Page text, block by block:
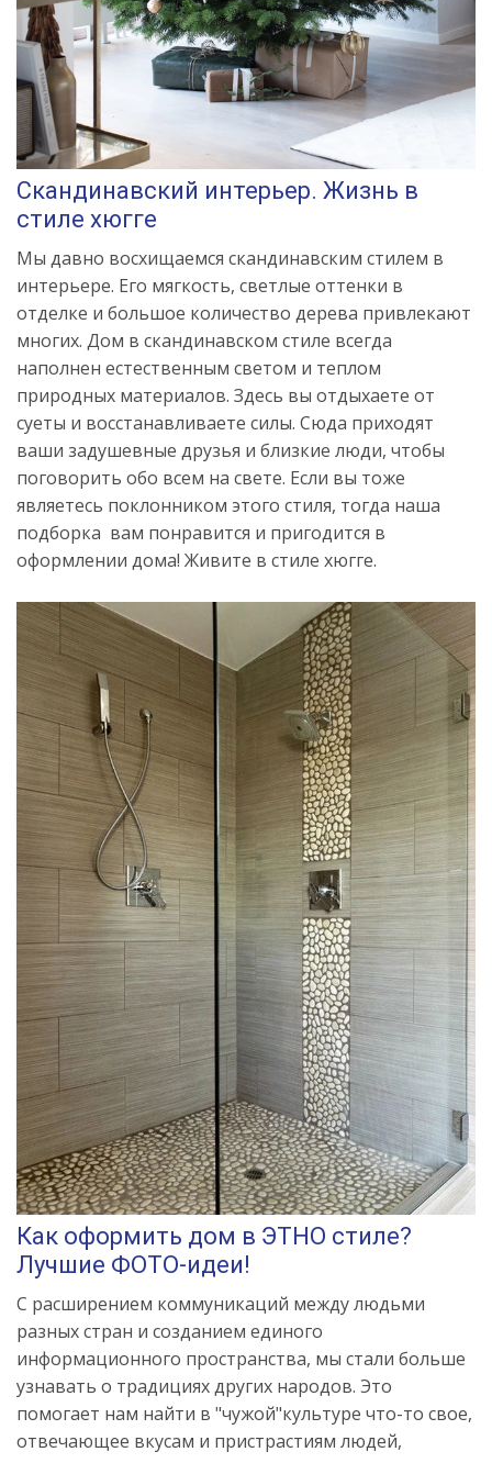
Скандинавский интерьер. Жизнь в
стиле хюгге
Мы давно восхищаемся скандинавским стилем в
интерьере. Его мягкость, светлые оттенки в
отделке и большое количество дерева привлекают
многих. Дом в скандинавском стиле всегда
наполнен естественным светом и теплом
природных материалов. Здесь вы отдыхаете от
суеты и восстанавливаете силы. Сюда приходят
ваши задушевные друзья и близкие люди, чтобы
поговорить обо всем на свете. Если вы тоже
являетесь поклонником этого стиля, тогда наша
подборка вам понравится и пригодится в
оформлении дома! Живите в стиле хюгге.
Как оформить дом в ЭТНО стиле?
Лучшие ФОТО-идеи!
С расширением коммуникаций между людьми
разных стран и созданием единого
информационного пространства, мы стали больше
узнавать о традициях других народов. Это
помогает нам найти в "чужой"культуре что-то свое,
отвечающее вкусам и пристрастиям людей,